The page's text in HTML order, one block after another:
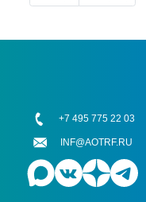
+7 495 775 22 03
INF@AOTRF.RU